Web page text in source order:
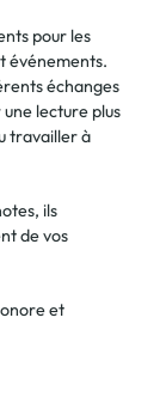
pour les
événements.
échanges
lecture plus
travailler à
ils
de vos
et